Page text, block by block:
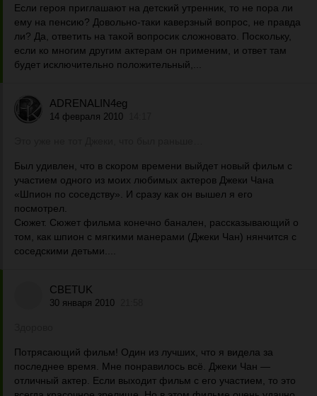
Если героя приглашают на детский утренник, то не пора ли
ему на пенсию? Довольно-таки каверзный вопрос, не правда
ли? Да, ответить на такой вопросик сложновато. Поскольку,
если ко многим другим актерам он применим, и ответ там
будет исключительно положительный,...
ADRENALIN4eg
14 февраля 2010
Был удивлен, что в скором времени выйдет новый фильм с
участием одного из моих любимых актеров Джеки Чана
«Шпион по соседству». И сразу как он вышел я его
посмотрел.
Сюжет. Сюжет фильма конечно банален, рассказывающий о
том, как шпион с мягкими манерами (Джеки Чан) нянчится с
соседскими детьми....
CBETUK
30 января 2010
Потрясающий фильм! Один из лучших, что я видела за
последнее время. Мне понравилось всё. Джеки Чан —
отличный актер. Если выходит фильм с его участием, то это